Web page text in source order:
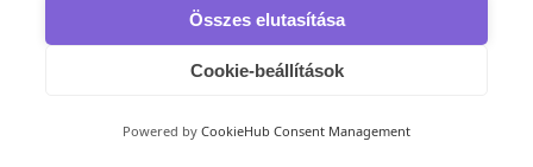
VPN Plus
VPN Complete
Panda Security
Dome VPN
iTop VPN & iTop Private Browser
Összes elutasítása
Cookie-beállítások
Powered by CookieHub Consent Management